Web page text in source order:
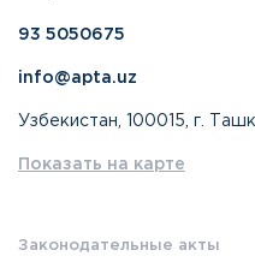
93 5050675
info@apta.uz
Узбекистан, 100015, г.
Показать на карте
Законодательные акты